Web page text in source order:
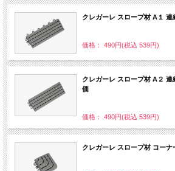
クレガーレ スロープ材 A１
価格： 490円(税込 539円)
クレガーレ スロープ材 A２
価
価格： 490円(税込 539円)
クレガーレ スロープ材 コー